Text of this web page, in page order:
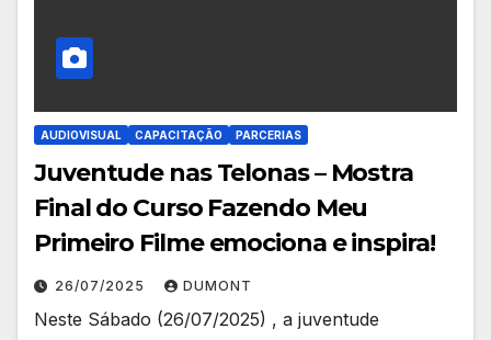
AUDIOVISUAL CAPACITAÇÃO PARCERIAS
Juventude nas Telonas – Mostra
Final do Curso Fazendo Meu
Primeiro Filme emociona e inspira!
26/07/2025 DUMONT
Neste Sábado (26/07/2025) , a juventude